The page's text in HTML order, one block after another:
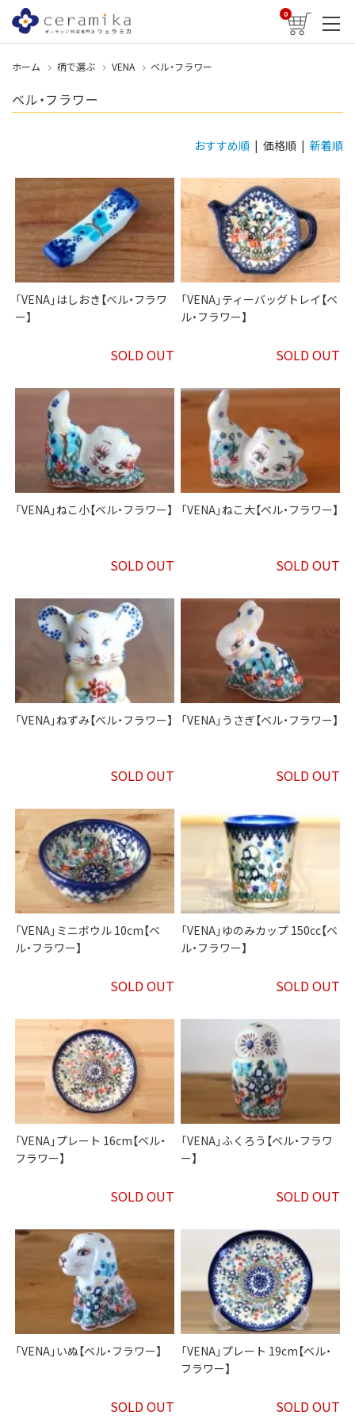
0
ホーム 柄で選ぶ VENA ベル・フラワー
ベル・フラワー
おすすめ順 | 価格順 | 新着順
「VENA」はしおき【ベル・フラワ
ー】
SOLD OUT
「VENA」ティーバッグトレイ【ベ
ル・フラワー】
SOLD OUT
「VENA」ねこ小【ベル・フラワー】
SOLD OUT
「VENA」ねこ大【ベル・フラワー】
SOLD OUT
「VENA」ねずみ【ベル・フラワー】
SOLD OUT
「VENA」うさぎ【ベル・フラワー】
SOLD OUT
「VENA」ミニボウル 10cm【ベ
ル・フラワー】
SOLD OUT
「VENA」ゆのみカップ 150cc【ベ
ル・フラワー】
SOLD OUT
「VENA」プレート 16cm【ベル・
フラワー】
SOLD OUT
「VENA」ふくろう【ベル・フラワ
ー】
SOLD OUT
「VENA」いぬ【ベル・フラワー】
SOLD OUT
「VENA」プレート 19cm【ベル・
フラワー】
SOLD OUT